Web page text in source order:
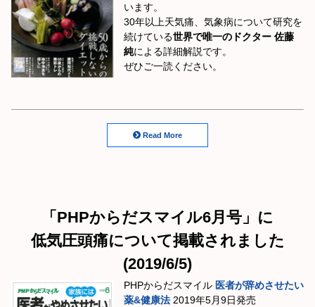
います。
30年以上天気痛、気象病について研究を
続けている世界で唯一のドクター 佐藤
純による詳細解説です。
ぜひご一読ください。
Read More
「PHPからだスマイル6月号」に
低気圧頭痛について掲載されました
(2019/6/5)
PHPからだスマイル 医者が辞めさせたい
薬&健康法2019年5月9日発売